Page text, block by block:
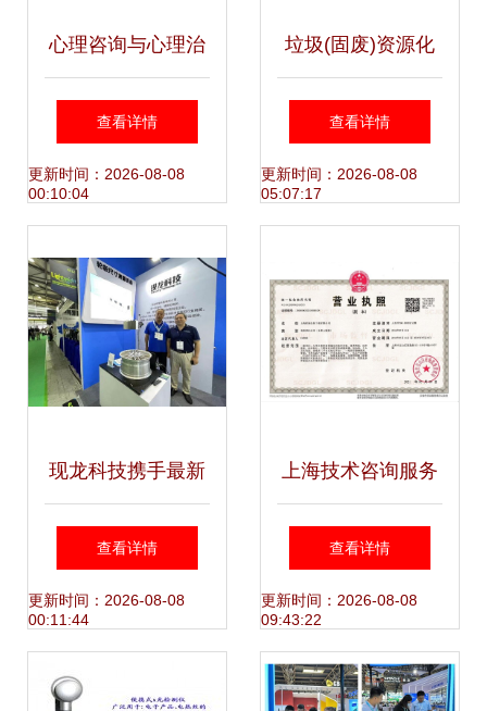
心理咨询与心理治
疗技术上海师范大
学心理系.ppt
查看详情
更新时间：2026-08-08
00:10:04
垃圾(固废)资源化
处理服务*资质
查看详情
更新时间：2026-08-08
05:07:17
现龙科技携手最新
研究成果,喜祝
2023上海国际车轮
查看详情
更新时间：2026-08-08
00:11:44
上海技术咨询服务
的崛起与价值
查看详情
更新时间：2026-08-08
09:43:22